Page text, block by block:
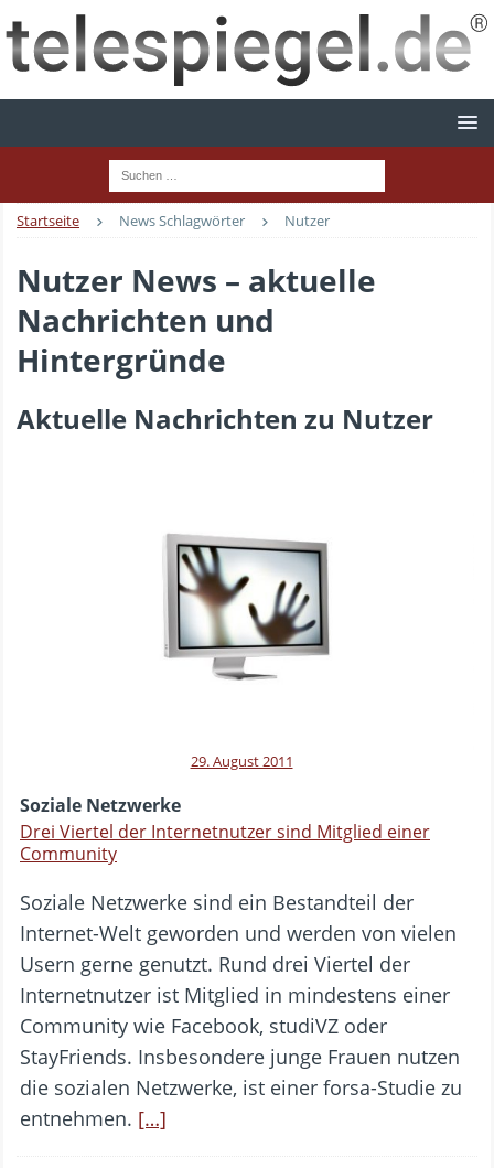
Startseite News Schlagwörter Nutzer
Nutzer News – aktuelle
Nachrichten und
Hintergründe
Aktuelle Nachrichten zu Nutzer
29. August 2011
Soziale Netzwerke
Drei Viertel der Internetnutzer sind Mitglied einer
Community
Soziale Netzwerke sind ein Bestandteil der
Internet-Welt geworden und werden von vielen
Usern gerne genutzt. Rund drei Viertel der
Internetnutzer ist Mitglied in mindestens einer
Community wie Facebook, studiVZ oder
StayFriends. Insbesondere junge Frauen nutzen
die sozialen Netzwerke, ist einer forsa-Studie zu
entnehmen. […]